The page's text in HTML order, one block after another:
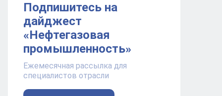
Подпишитесь на
дайджест
«Нефтегазовая
промышленность»
Ежемесячная рассылка для
специалистов отрасли